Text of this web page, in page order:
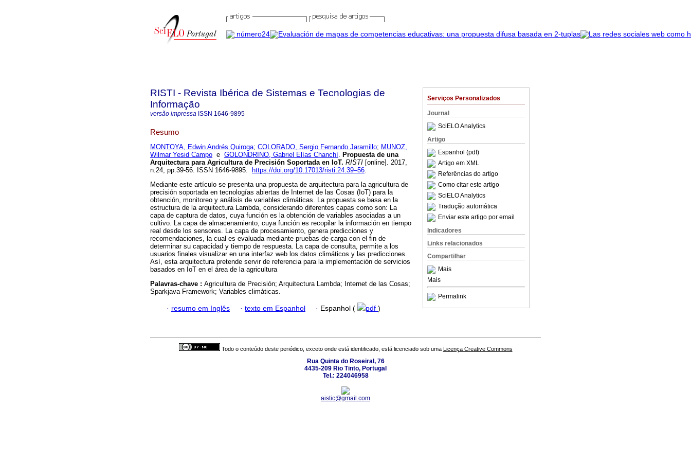
Serviços Personalizados
Journal
SciELO Analytics
Artigo
Espanhol (pdf)
Artigo em XML
Referências do artigo
Como citar este artigo
SciELO Analytics
Tradução automática
Enviar este artigo por email
Indicadores
Links relacionados
Compartilhar
Mais
Mais
Permalink
RISTI - Revista Ibérica de Sistemas e Tecnologias de
Informação
versão impressa ISSN 1646-9895
Resumo
MONTOYA, Edwin Andrés Quiroga; COLORADO, Sergio Fernando Jaramillo; MUNOZ,
Wilmar Yesid Campo e GOLONDRINO, Gabriel Elías Chanchí. Propuesta de una
Arquitectura para Agricultura de Precisión Soportada en IoT. RISTI [online]. 2017,
n.24, pp.39-56. ISSN 1646-9895.
https://doi.org/10.17013/risti.24.39–56.
Mediante este artículo se presenta una propuesta de arquitectura para la agricultura de
precisión soportada en tecnologías abiertas de Internet de las Cosas (IoT) para la
obtención, monitoreo y análisis de variables climáticas. La propuesta se basa en la
estructura de la arquitectura Lambda, considerando diferentes capas como son: La
capa de captura de datos, cuya función es la obtención de variables asociadas a un
cultivo. La capa de almacenamiento, cuya función es recopilar la información en tiempo
real desde los sensores. La capa de procesamiento, genera predicciones y
recomendaciones, la cual es evaluada mediante pruebas de carga con el fin de
determinar su capacidad y tiempo de respuesta. La capa de consulta, permite a los
usuarios finales visualizar en una interfaz web los datos climáticos y las predicciones.
Así, esta arquitectura pretende servir de referencia para la implementación de servicios
basados en IoT en el área de la agricultura
Palavras-chave : Agricultura de Precisión; Arquitectura Lambda; Internet de las Cosas;
Sparkjava Framework; Variables climáticas.
· resumo em Inglês · texto em Espanhol · Espanhol ( pdf )
Todo o conteúdo deste periódico, exceto onde está identificado, está licenciado sob uma Licença Creative Commons
Rua Quinta do Roseiral, 76
4435-209 Rio Tinto, Portugal
Tel.: 224046958
aistic@gmail.com